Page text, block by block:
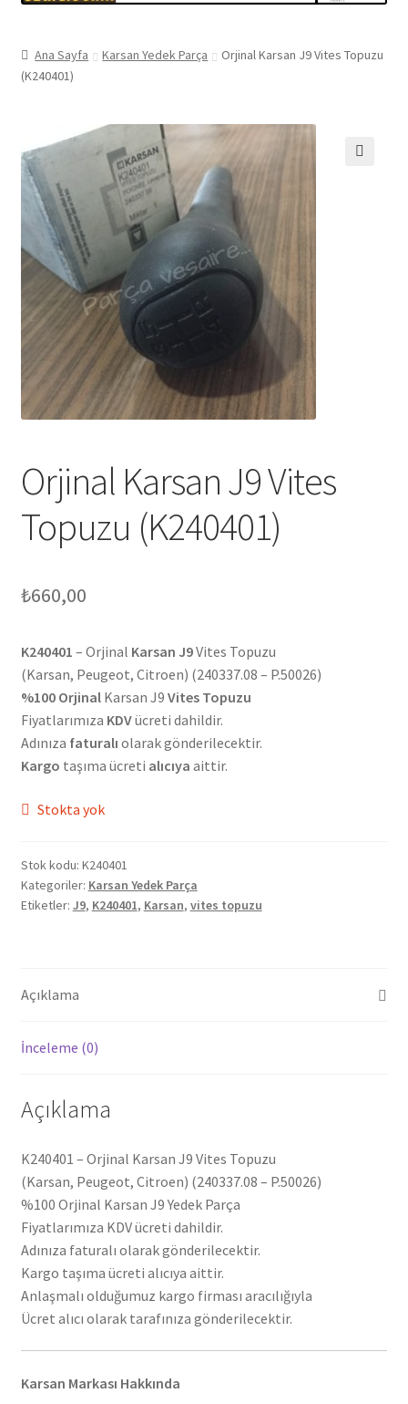
Ana Sayfa Karsan Yedek Parça
Orjinal Karsan J9 Vites Topuzu
(K240401)
Orjinal Karsan J9 Vites
Topuzu (K240401)
₺660,00
K240401 – Orjinal Karsan J9Vites Topuzu
(Karsan, Peugeot, Citroen) (240337.08 – P.50026)
%100 OrjinalKarsan J9 Vites Topuzu
Fiyatlarımıza KDVücreti dahildir.
Adınıza faturalı olarak gönderilecektir.
Kargo taşıma ücreti alıcıya aittir.
Stokta yok
Stok kodu: K240401
Kategoriler: Karsan Yedek Parça
Etiketler: J9, K240401, Karsan, vites topuzu
Açıklama
İnceleme (0)
Açıklama
K240401 – Orjinal Karsan J9 Vites Topuzu
(Karsan, Peugeot, Citroen) (240337.08 – P.50026)
%100 Orjinal Karsan J9 Yedek Parça
Fiyatlarımıza KDV ücreti dahildir.
Adınıza faturalı olarak gönderilecektir.
Kargo taşıma ücreti alıcıya aittir.
Anlaşmalı olduğumuz kargo firması aracılığıyla
Ücret alıcı olarak tarafınıza gönderilecektir.
Karsan Markası Hakkında